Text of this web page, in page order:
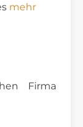
mehr
Firma